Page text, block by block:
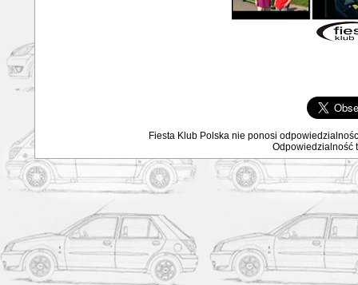
Fiesta Klub Polska nie ponosi
Odpowiedzialność